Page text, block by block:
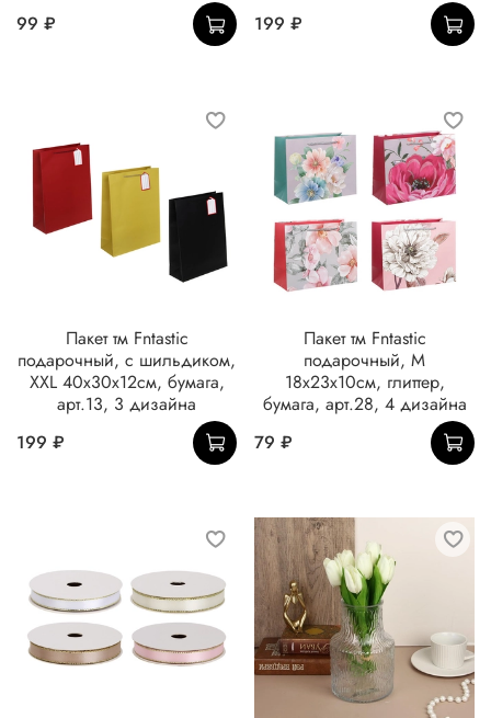
99 ₽
199 ₽
Пакет тм Fntastic
подарочный, с шильдиком,
XXL 40x30x12см, бумага,
арт.13, 3 дизайна
199 ₽
Пакет тм Fntastic
подарочный, M
18x23x10см, глиттер,
бумага, арт.28, 4 дизайна
79 ₽